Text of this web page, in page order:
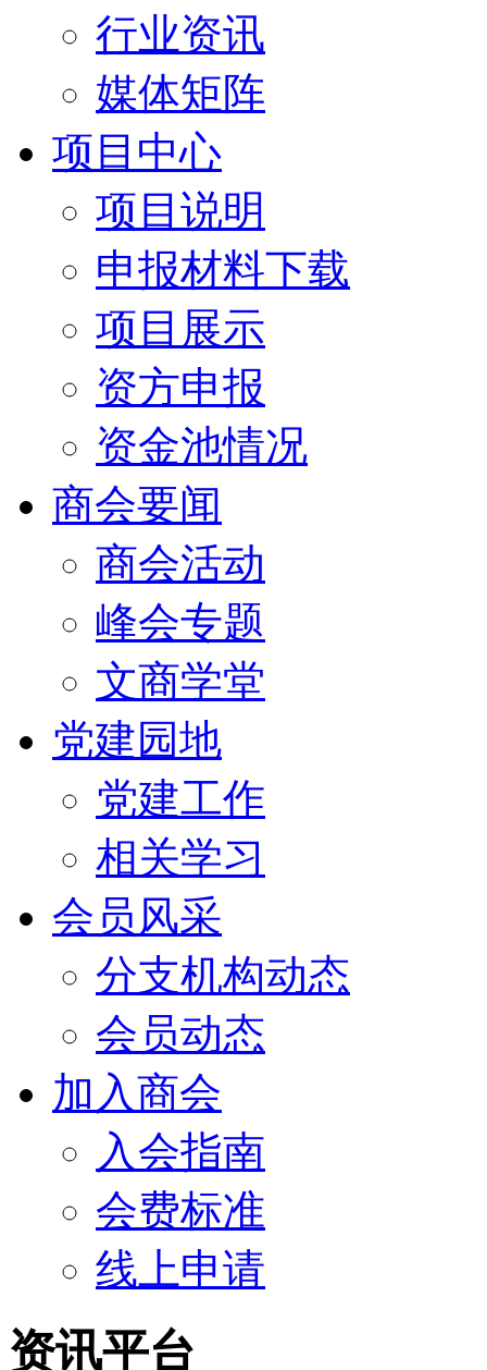
行业资讯
媒体矩阵
项目中心
项目说明
申报材料下载
项目展示
资方申报
资金池情况
商会要闻
商会活动
峰会专题
文商学堂
党建园地
党建工作
相关学习
会员风采
分支机构动态
会员动态
加入商会
入会指南
会费标准
线上申请
资讯平台